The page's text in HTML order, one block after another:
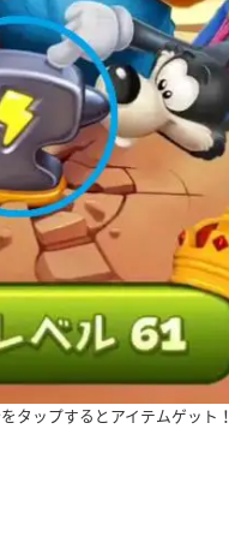
タップするとアイテムゲット！